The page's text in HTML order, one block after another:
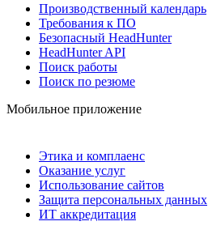
Производственный календарь
Требования к ПО
Безопасный HeadHunter
HeadHunter API
Поиск работы
Поиск по резюме
Мобильное приложение
Этика и комплаенс
Оказание услуг
Использование сайтов
Защита персональных данных
ИТ аккредитация